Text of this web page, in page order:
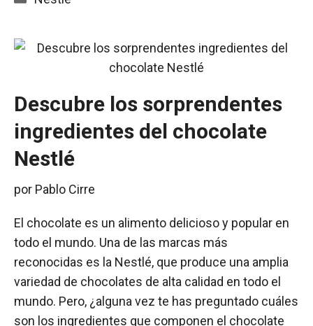
Descubre los sorprendentes
ingredientes del chocolate
Nestlé
por Pablo Cirre
El chocolate es un alimento delicioso y popular en
todo el mundo. Una de las marcas más
reconocidas es la Nestlé, que produce una amplia
variedad de chocolates de alta calidad en todo el
mundo. Pero, ¿alguna vez te has preguntado cuáles
son los ingredientes que componen el chocolate